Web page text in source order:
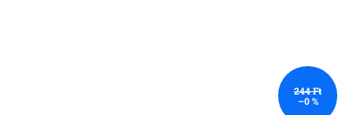
244 Ft
–0 %